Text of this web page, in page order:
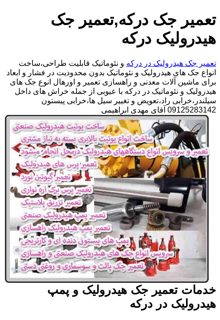
تعمیر جک درکه,تعمیر جک
هیدرولیک درکه
تعمیر جک هیدرولیک در درکه و نئوماتیک قابلیت طراحی،ساخت
انواع جک های هیدرولیک و نئوماتیک بدون محدودیت در فشار و ابعاد
برای ماشین آلات معدنی و راهسازی تعمیر و اورهال انوع جک های
هیدرولیک و نئوماتیک در درکه با عیوبی از جمله خراش های داخل
سیلندر،خرابی راد،تعویض و تغییر سیل ها،خرابی پیستون
09125283142 آقای مهدی ابراهیمی
خدمات تعمیر جک هیدرولیک و پمپ
هیدرولیک در درکه